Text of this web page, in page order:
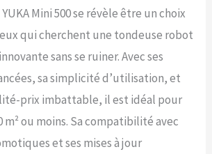
coupe uniforme (20-60 mm
(0,78-2,64 pouces)) sur
mini peut tondre jusqu'à 80
mètres carrés de pelouse
par charge complète.
Mini 500 se révèle être un choix
qui cherchent une tondeuse robot
sans se ruiner. Avec ses
sa simplicité d’utilisation, et
prix imbattable, il est idéal pour
m² ou moins. Sa compatibilité avec
et ses mises à jour